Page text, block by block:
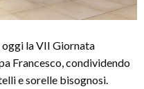
oggi la VII Giornata
Francesco, condividendo
e sorelle bisognosi.